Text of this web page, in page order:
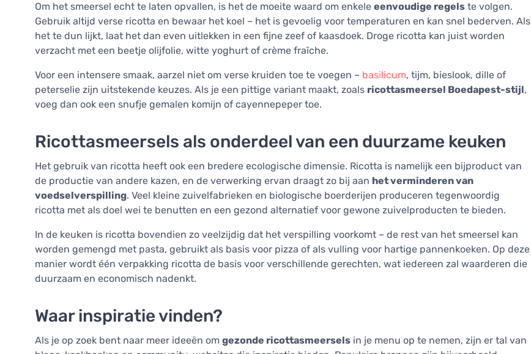
Om het smeersel echt te laten opvallen, is het de moeite waard om enkele eenvoudige regels te volgen.
Gebruik altijd verse ricotta en bewaar het koel – het is gevoelig voor temperaturen en kan snel bederven. Als
het te dun lijkt, laat het dan even uitlekken in een fijne zeef of kaasdoek. Droge ricotta kan juist worden
verzacht met een beetje olijfolie, witte yoghurt of crème fraîche.
Voor een intensere smaak, aarzel niet om verse kruiden toe te voegen – basilicum, tijm, bieslook, dille of
peterselie zijn uitstekende keuzes. Als je een pittige variant maakt, zoals ricottasmeersel Boedapest-stijl,
voeg dan ook een snufje gemalen komijn of cayennepeper toe.
Ricottasmeersels als onderdeel van een duurzame keuken
Het gebruik van ricotta heeft ook een bredere ecologische dimensie. Ricotta is namelijk een bijproduct van
de productie van andere kazen, en de verwerking ervan draagt zo bij aan het verminderen van
voedselverspilling. Veel kleine zuivelfabrieken en biologische boerderijen produceren tegenwoordig
ricotta met als doel wei te benutten en een gezond alternatief voor gewone zuivelproducten te bieden.
In de keuken is ricotta bovendien zo veelzijdig dat het verspilling voorkomt – de rest van het smeersel kan
worden gemengd met pasta, gebruikt als basis voor pizza of als vulling voor hartige pannenkoeken. Op deze
manier wordt één verpakking ricotta de basis voor verschillende gerechten, wat iedereen zal waarderen die
duurzaam en economisch nadenkt.
Waar inspiratie vinden?
Als je op zoek bent naar meer ideeën om gezonde ricottasmeersels in je menu op te nemen, zijn er tal van